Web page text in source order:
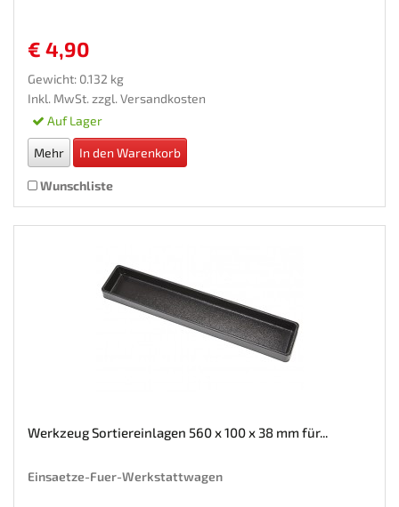
€ 4,90
Gewicht: 0.132 kg
Inkl. MwSt. zzgl. Versandkosten
Auf Lager
Mehr In den Warenkorb
Wunschliste
Werkzeug Sortiereinlagen 560 x 100 x 38 mm für...
Einsaetze-Fuer-Werkstattwagen